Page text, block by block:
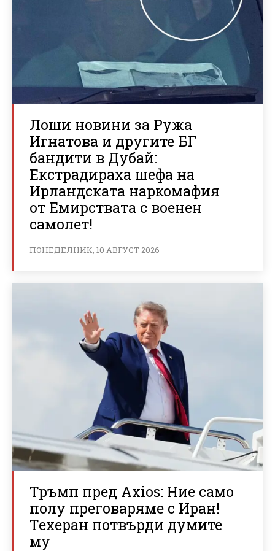
Лоши новини за Ружа
Игнатова и другите БГ
бандити в Дубай:
Екстрадираха шефа на
Ирландската наркомафия
от Емирствата с военен
самолет!
ПОНЕДЕЛНИК, 10 АВГУСТ 2026
Тръмп пред Axios: Ние само
полу преговаряме с Иран!
Техеран потвърди думите
му